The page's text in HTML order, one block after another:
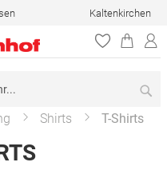
Kaltenkirchen
Shirts T-Shirts